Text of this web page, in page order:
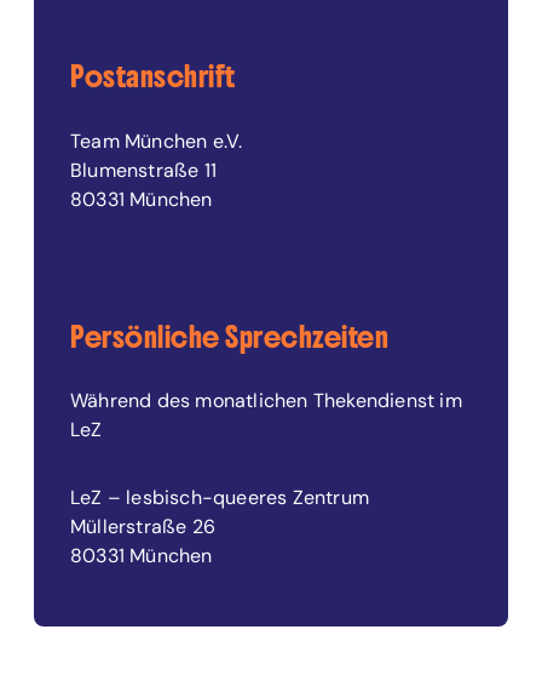
Postanschrift
Team München e.V.
Blumenstraße 11
80331 München
Persönliche Sprechzeiten
Während des monatlichen Thekendienst im
LeZ
LeZ – lesbisch-queeres Zentrum
Müllerstraße 26
80331 München